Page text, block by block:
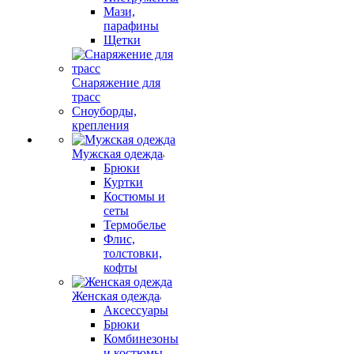
Мази,
парафины
Щетки
Снаряжение для
трасс
Сноуборды,
крепления
Мужская одежда
Брюки
Куртки
Костюмы и
сеты
Термобелье
Флис,
толстовки,
кофты
Женская одежда
Аксессуары
Брюки
Комбинезоны